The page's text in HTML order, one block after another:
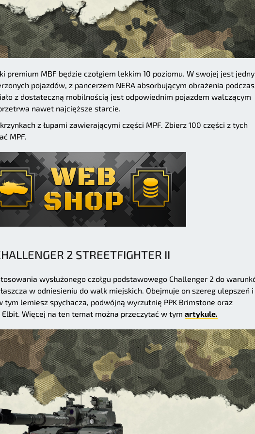
premium MBF będzie czołgiem lekkim 10 poziomu. W swojej jest
pojazdów, z pancerzem NERA absorbującym obrażenia podczas
z dostateczną mobilnością jest odpowiednim pojazdem walczącym
nawet najcięższe starcie.
z łupami zawierającymi części MPF. Zbierz 100 części z tych
MPF.
2 STREETFIGHTER II
wysłużonego czołgu podstawowego Challenger 2 do
w odniesieniu do walk miejskich. Obejmuje on szereg ulepszeń i
lemiesz spychacza, podwójną wyrzutnię PPK Brimstone oraz
Więcej na ten temat można przeczytać w tym artykule.